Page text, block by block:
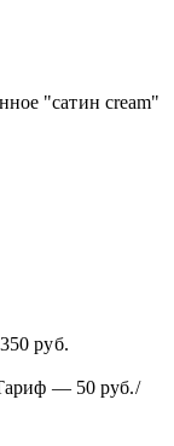
"сатин cream"
руб.
Тариф — 50 руб./